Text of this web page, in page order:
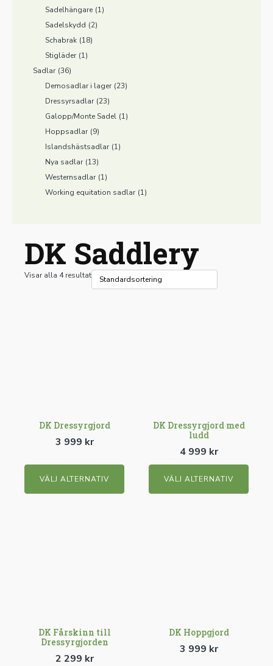
Sadelhängare (1)
Sadelskydd (2)
Schabrak (18)
Stigläder (1)
Sadlar (36)
Demosadlar i lager (23)
Dressyrsadlar (23)
Galopp/Monte Sadel (1)
Hoppsadlar (9)
Islandshästsadlar (1)
Nya sadlar (13)
Westernsadlar (1)
Working equitation sadlar (1)
DK Saddlery
Visar alla 4 resultat
DK Dressyrgjord
3 999 kr
VÄLJ ALTERNATIV
olika
alternativen
väljas
DK Dressyrgjord med
ludd
4 999 kr
VÄLJ ALTERNATIV
olika
alternativen
väljas
DK Fårskinn till
Dressyrgjorden
2 299 kr
DK Hoppgjord
3 999 kr
alternativen